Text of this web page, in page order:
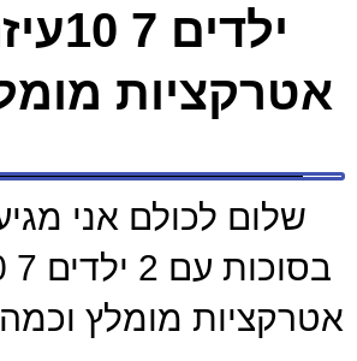
אטרקציות
שלום לכולם אני
אטרקציות מומלץ